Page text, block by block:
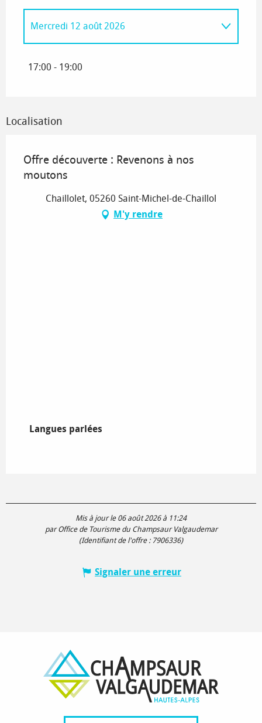
Mercredi 12 août 2026
17:00 - 19:00
Localisation
Offre découverte : Revenons à nos
moutons
Chaillolet, 05260 Saint-Michel-de-Chaillol
M'y rendre
Langues parlées
Langues parlées
Mis à jour le 06 août 2026 à 11:24
par Office de Tourisme du Champsaur Valgaudemar
(Identifiant de l'offre : 7906336)
Signaler une erreur